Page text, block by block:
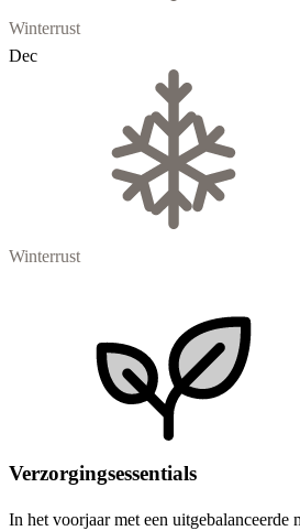
Winterrust
Dec
Winterrust
Verzorgingsessentials
In het voorjaar met een uitgebalanceerde